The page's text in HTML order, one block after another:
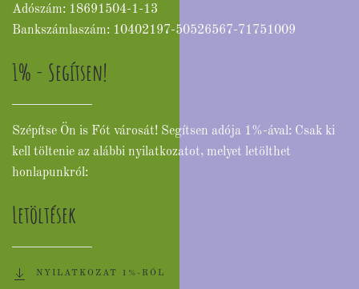
Adószám: 18691504-1-13
Bankszámlaszám: 10402197-50526567-71751009
1% - Segítsen!
Szépítse Ön is Fót városát! Segítsen adója 1%-ával: Csak ki
kell töltenie az alábbi nyilatkozatot, melyet letölthet
honlapunkról:
Letöltések
NYILATKOZAT 1%-RÓL